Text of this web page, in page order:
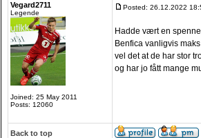
Vegard2711
Legende
Joined: 25 May 2011
Posts: 12060
Posted: 26.12.2022
Hadde vært en
Benfica vanligvis
vel det at de har stor
og har jo fått mange
Back to top